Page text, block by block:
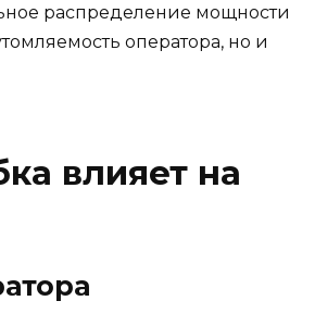
распределение мощности
оператора, но и
влияет на